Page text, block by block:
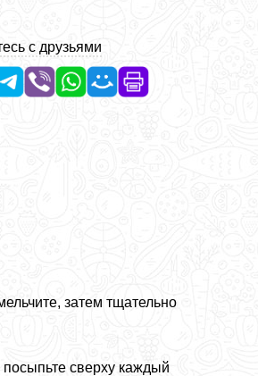
с друзьями
затем тщательно
сверху каждый